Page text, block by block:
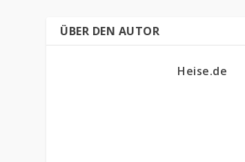
ÜBER DEN AUTOR
Heise.de